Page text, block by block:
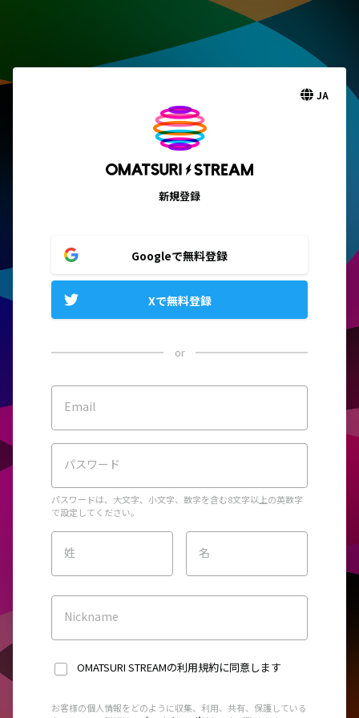
JA
新規登録
Googleで無料登録
Xで無料登録
or
Email
パスワード
パスワードは、大文字、小文字、数字を含む8文字以上の英数字
で設定してください。
姓 名
Nickname
OMATSURI STREAMの利用規約に同意します
お客様の個人情報をどのように収集、利用、共有、保護している